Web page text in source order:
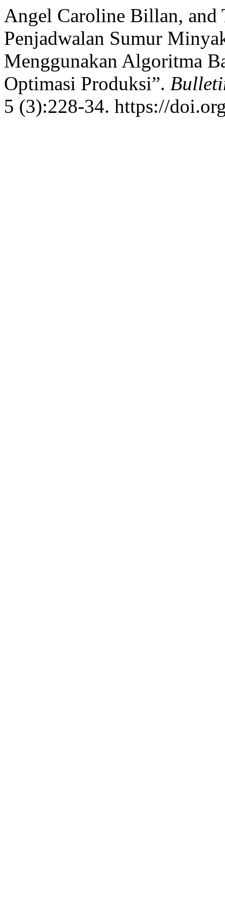
Angel Caroline Billan, and
Penjadwalan Sumur
Menggunakan Algoritma
Optimasi Produksi”.
5 (3):228-34. https://